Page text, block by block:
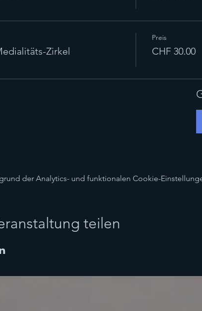
Zirkel
Preis
CHF 30.00
der Analytics- und funktionalen Cookie-
teilen